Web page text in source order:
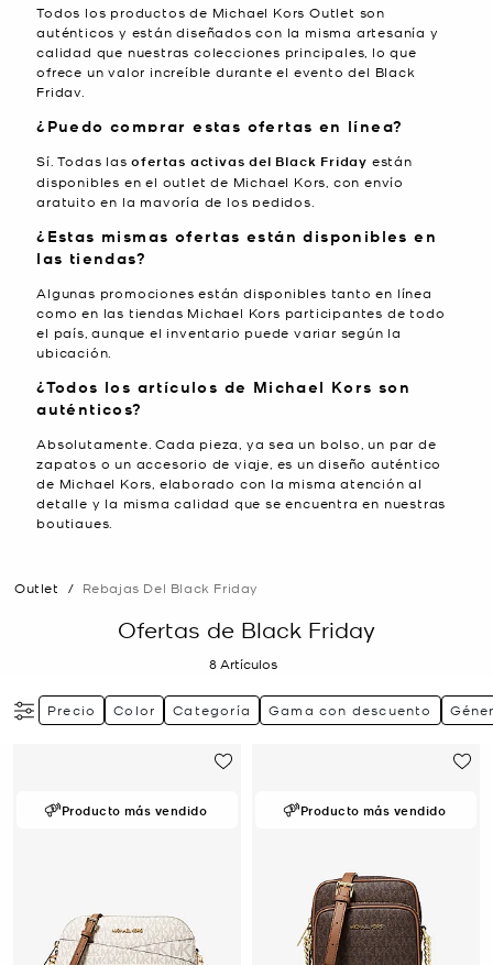
Todos los productos de Michael Kors Outlet son
auténticos y están diseñados con la misma artesanía y
calidad que nuestras colecciones principales, lo que
ofrece un valor increíble durante el evento del Black
Friday.
¿Puedo comprar estas ofertas en línea?
Sí. Todas lasofertas activas del Black Friday están
disponibles en el outlet de Michael Kors , con envío
gratuito en la mayoría de los pedidos.
¿Estas mismas ofertas están disponibles en
las tiendas?
Algunas promociones están disponibles tanto en línea
como en las tiendas Michael Kors participantes de todo
el país, aunque el inventario puede variar según la
ubicación.
¿Todos los artículos de Michael Kors son
auténticos?
Absolutamente. Cada pieza, ya sea un bolso, un par de
zapatos o un accesorio de viaje, es un diseño auténtico
de Michael Kors, elaborado con la misma atención al
detalle y la misma calidad que se encuentra en nuestras
boutiques.
Outlet / Rebajas Del Black Friday
Ofertas de Black Friday
8 Artículos
Precio Color Categoría Gama con descuento
Producto más vendido Producto más vendido